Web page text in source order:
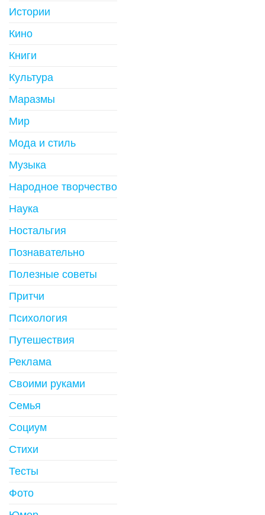
Истории
Кино
Книги
Культура
Маразмы
Мир
Мода и стиль
Музыка
Народное творчество
Наука
Ностальгия
Познавательно
Полезные советы
Притчи
Психология
Путешествия
Реклама
Своими руками
Семья
Социум
Стихи
Тесты
Фото